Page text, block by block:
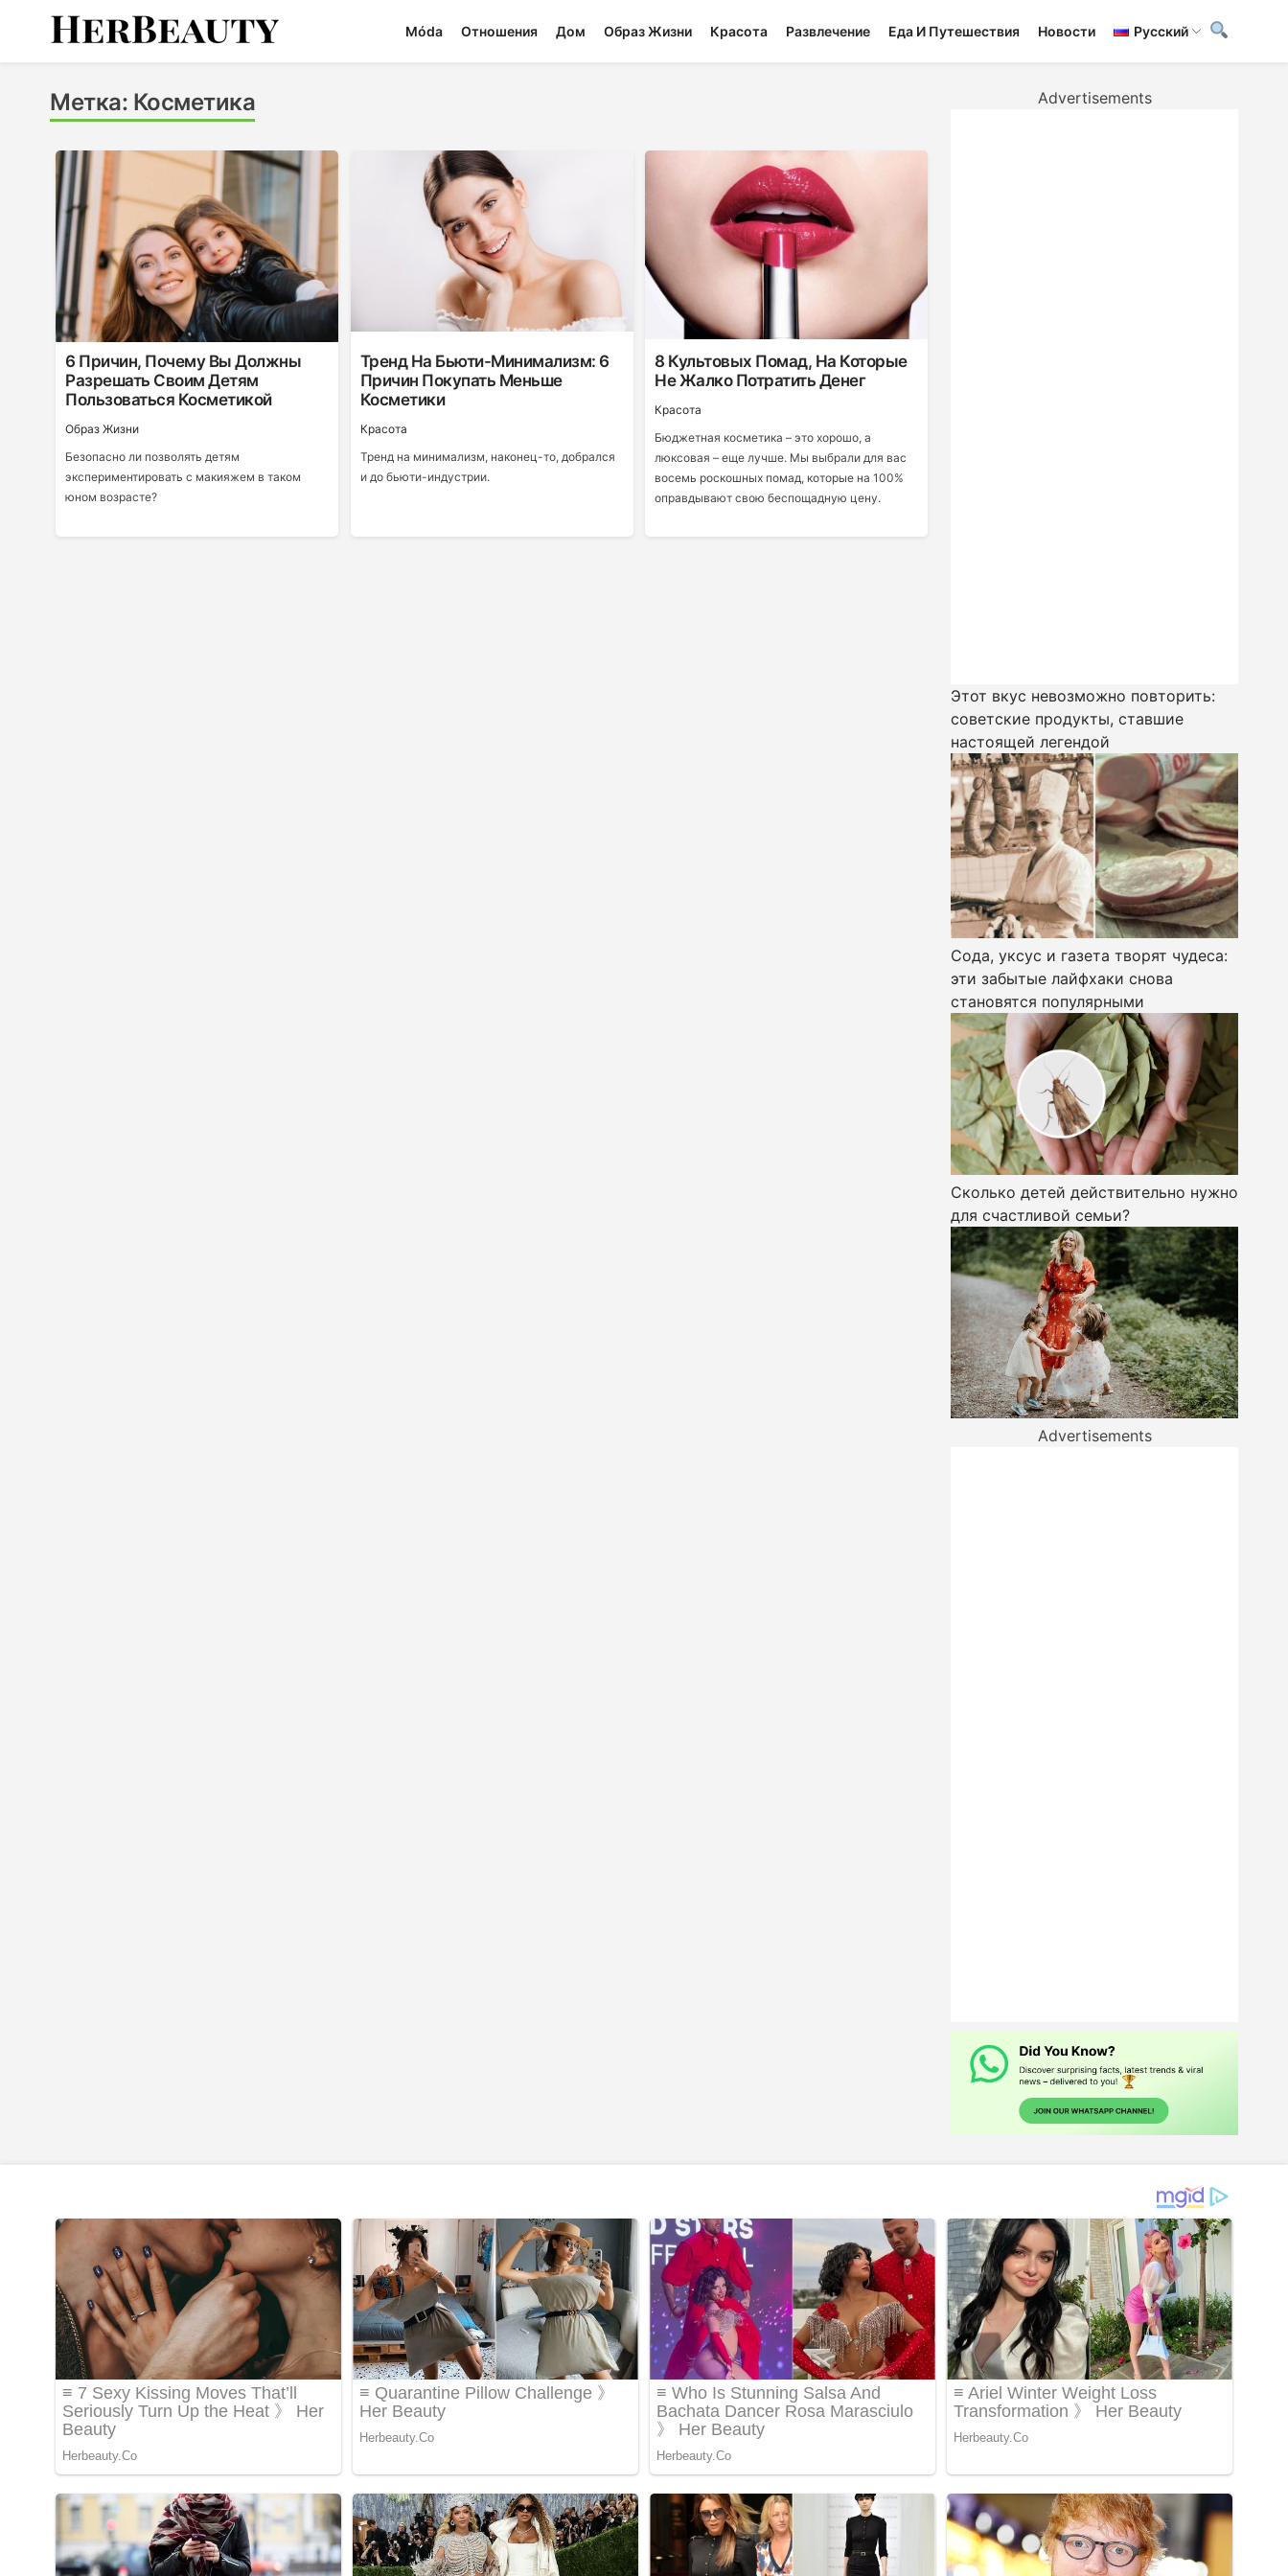
Móda Отношения Дом Образ Жизни Красота Развлечение Еда И Путешествия Новости Русский
Метка: Косметика
6 Причин, Почему Вы Должны
Разрешать Своим Детям
Пользоваться Косметикой
Образ Жизни
Безопасно ли позволять детям
экспериментировать с макияжем в ​​таком
юном возрасте?
Тренд На Бьюти-Минимализм: 6
Причин Покупать Меньше
Косметики
Красота
Тренд на минимализм, наконец-то, добрался
и до бьюти-индустрии.
8 Культовых Помад, На Которые
Не Жалко Потратить Денег
Красота
Бюджетная косметика – это хорошо, а
люксовая – еще лучше. Мы выбрали для вас
восемь роскошных помад, которые на 100%
оправдывают свою беспощадную цену.
Advertisements
Этот вкус невозможно повторить:
советские продукты, ставшие
настоящей легендой
Сода, уксус и газета творят чудеса:
эти забытые лайфхаки снова
становятся популярными
Сколько детей действительно нужно
для счастливой семьи?
Advertisements